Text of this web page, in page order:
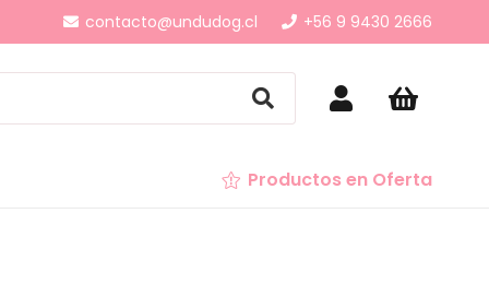
contacto@undudog.cl +56 9 9430 2666
Productos en Oferta